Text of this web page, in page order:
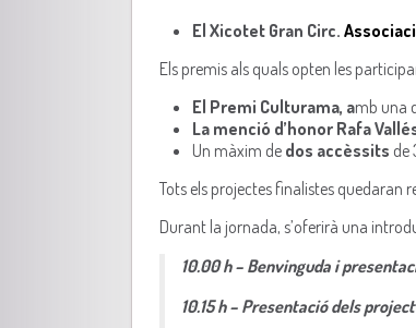
El Xicotet Gran Circ.
Els premis als quals opten les
El Premi Culturama, amb una
La menció d’honor Rafa
Un màxim de dos accèssits de
Tots els projectes finalistes quedaran
Durant la jornada, s’oferirà una
10.00 h – Benvinguda i
10.15 h – Presentació dels